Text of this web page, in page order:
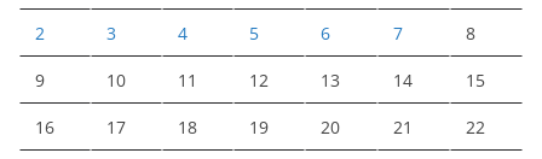
2 3 4 5 6 7 8
9 10 11 12 13 14 15
16 17 18 19 20 21 22